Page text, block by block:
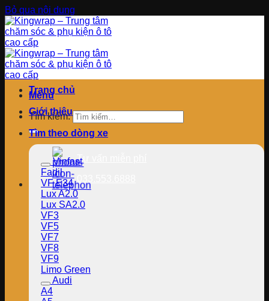
Bỏ qua nội dung
Menu
Tìm kiếm:
Tư vấn miễn phí
Trang chủ
Giới thiệu
Tìm theo dòng xe
Vinfast
Fadil
VF E34
Lux A2.0
Lux SA2.0
VF3
VF5
VF7
VF8
VF9
Limo Green
Audi
A4